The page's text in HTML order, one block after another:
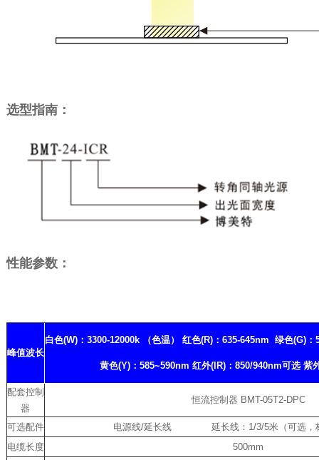
选型指南：
性能参数：
峰值波长
白色(W)：3300-12000k （色温） 红色(R)：635-645nm 绿色(G)
黄色(Y)：585~590nm 红外(IR)：850/940nm可选 紫
配套控制
器
恒流控制器 BMT-05T2-DPC
可选配件
电源线/延长线 延长线：1/3/5米（可选，标
电缆长度
500mm